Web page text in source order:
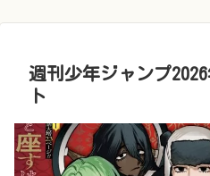
週刊少年ジャンプ
ト